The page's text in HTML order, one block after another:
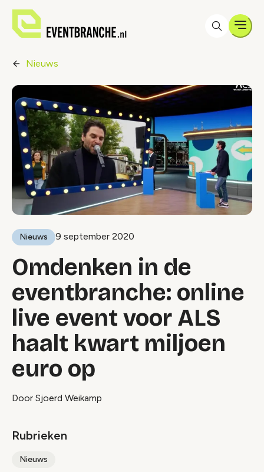
Nieuws
Nieuws 9 september 2020
Omdenken in de
eventbranche: online
live event voor ALS
haalt kwart miljoen
euro op
Door Sjoerd Weikamp
Rubrieken
Nieuws